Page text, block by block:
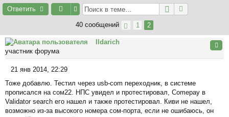
Ответить
40 сообщений 1 2
Ildarich
участник форума
о
о
б
щ
21 янв 2014, 22:29
Тоже добавлю. Тестил через usb-com переходник, в системе
прописался на сом22. НПС увидел и протестировал, Comepay в
Validator search его нашел и также протестировал. Киви не нашел,
возможно из-за высокого номера сом-порта, если не ошибаюсь, он